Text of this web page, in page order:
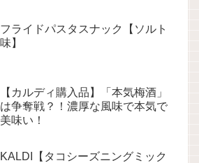
フライドパスタスナック【ソルト
味】
【カルディ購入品】「本気梅酒」
は争奪戦？！濃厚な風味で本気で
美味い！
KALDI【タコシーズニングミック